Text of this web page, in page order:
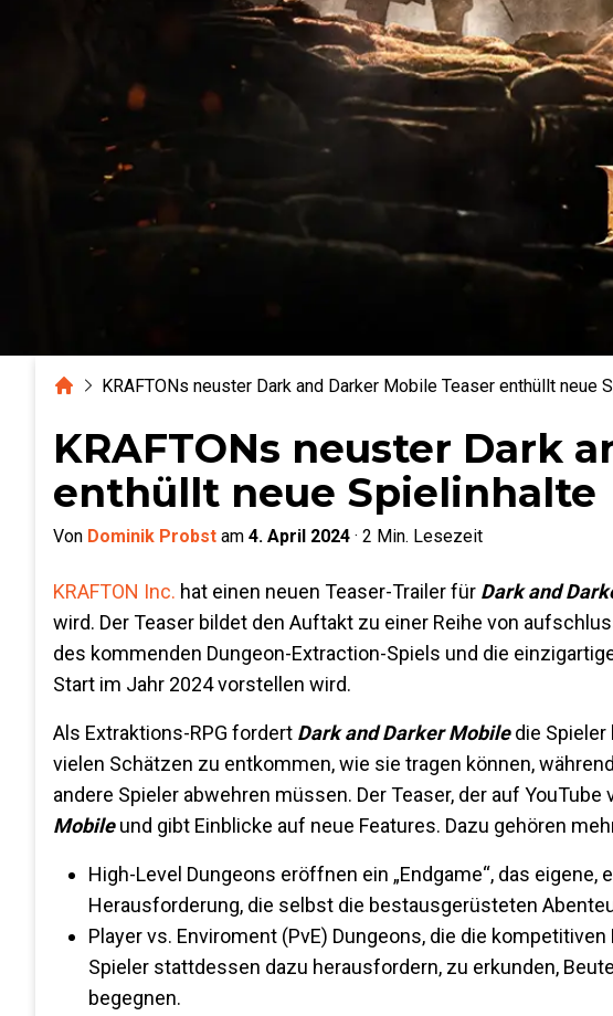
HomeKRAFTONs neuster Dark and Darker Mobile Teaser enthüllt neue
KRAFTONs neuster Dark
enthüllt neue Spielinhalte
Von Dominik Probst am 4. April 2024 · 2 Min. Lesezeit
KRAFTON Inc. hat einen neuen Teaser-Trailer für Dark and
wird. Der Teaser bildet den Auftakt zu einer Reihe von
des kommenden Dungeon-Extraction-Spiels und die
Start im Jahr 2024 vorstellen wird.
Als Extraktions-RPG fordert Dark and Darker Mobiledie Spieler
vielen Schätzen zu entkommen, wie sie tragen können,
andere Spieler abwehren müssen. Der Teaser, der auf
Mobileund gibt Einblicke auf neue Features. Dazu gehören
High-Level Dungeons eröffnen ein „Endgame“, das
Herausforderung, die selbst die bestausgerüsteten
Player vs. Enviroment (PvE) Dungeons, die die
Spieler stattdessen dazu herausfordern, zu erkunden,
begegnen.